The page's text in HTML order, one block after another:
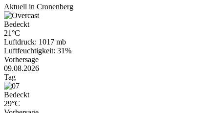
Aktuell in Cronenberg
Bedeckt
21°C
Luftdruck: 1017 mb
Luftfeuchtigkeit: 31%
Vorhersage
09.08.2026
Tag
Bedeckt
29°C